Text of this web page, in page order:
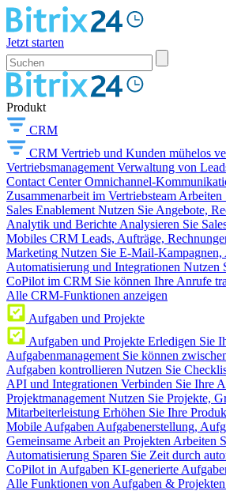
Jetzt starten
Produkt
CRM
CRM Vertrieb und Kunden mühelos
Vertriebsmanagement Verwaltung von
Contact Center Omnichannel-
Zusammenarbeit im Vertriebsteam Arbeiten
Sales Enablement Nutzen Sie Angebote,
Analytik und Berichte Analysieren Sie
Mobiles CRM Leads, Aufträge,
Marketing Nutzen Sie E-Mail-
Automatisierung und Integrationen Nutzen
CoPilot im CRM Sie können Ihre Anrufe
Alle CRM-Funktionen anzeigen
Aufgaben und Projekte
Aufgaben und Projekte Erledigen Sie
Aufgabenmanagement Sie können
Aufgaben kontrollieren Nutzen Sie
API und Integrationen Verbinden Sie Ihre
Projektmanagement Nutzen Sie Projekte,
Mitarbeiterleistung Erhöhen Sie Ihre
Mobile Aufgaben Aufgabenerstellung,
Gemeinsame Arbeit an Projekten Arbeiten
Automatisierung Sparen Sie Zeit durch
CoPilot in Aufgaben KI-generierte
Alle Funktionen von Aufgaben & Projekten